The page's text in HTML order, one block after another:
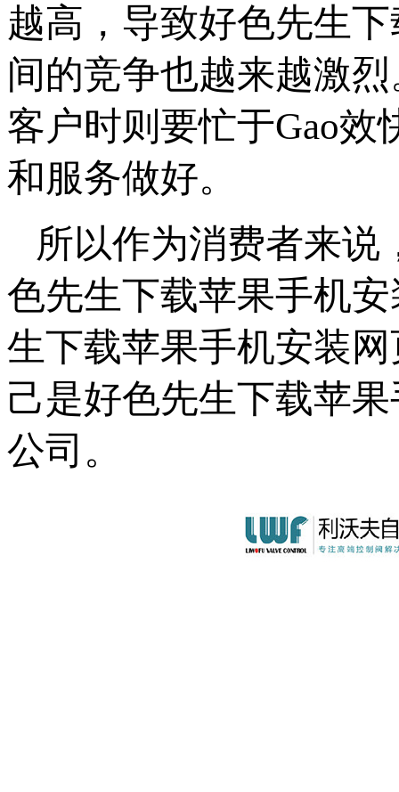
越高，导致好色先
间的竞争也越来越激烈
客户时则要忙于Gao效
和服务做好。
所以作为消费者来说
色先生下载苹果手机安
生下载苹果手机安装网
己是好色先生下载苹
公司。